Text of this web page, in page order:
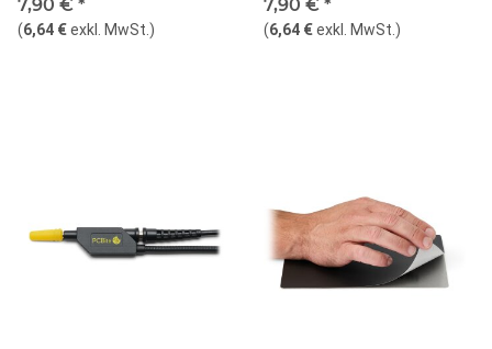
7,90 € *
(6,64 €exkl. MwSt. )
7,90 € *
(6,64 €exkl. MwSt. )